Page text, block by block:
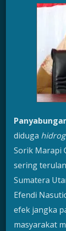
diduga
Sorik Marapi
sering
Sumatera
Efendi
efek jangka
masyarakat